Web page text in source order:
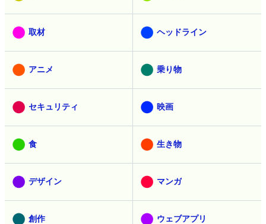
取材 ヘッドライン
アニメ 乗り物
セキュリティ 映画
食 生き物
デザイン マンガ
創作 ウェブアプリ